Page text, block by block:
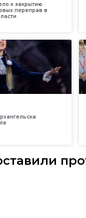
к закрытию
переправ в